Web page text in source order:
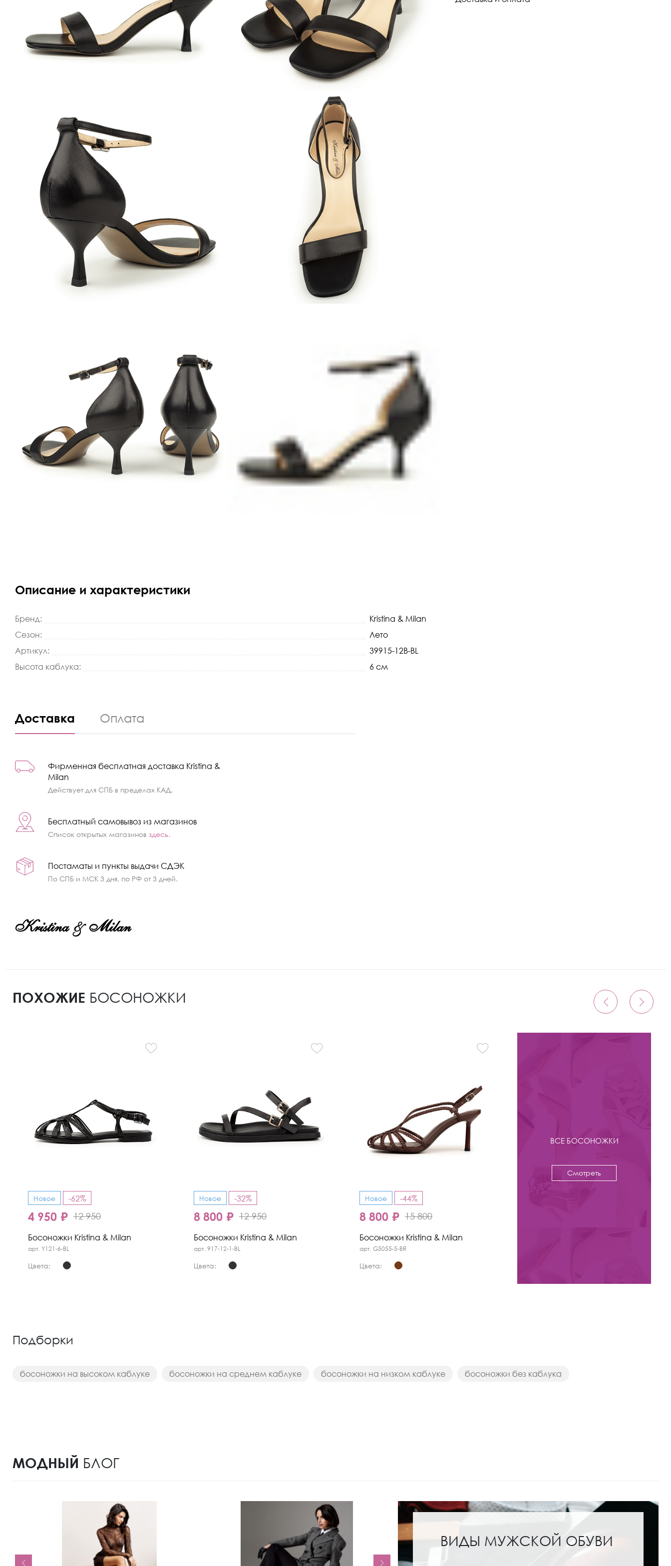
Полуботинки
Ботильоны
Кроссовки
Мюли
Полусапоги
Описание и характеристики
Бренд:
Kristina & Milan
Сезон:
Лето
Артикул:
39915-12B-BL
Высота каблука:
6 см
Доставка Оплата
Фирменная бесплатная доставка Kristina &
Milan
Действует для СПБ в пределах КАД.
Бесплатный самовывоз из магазинов
Список открытых магазиновздесь.
Постаматы и пункты выдачи СДЭК
По СПБ и МСК 3 дня, по РФ от 3 дней.
ПОХОЖИЕ БОСОНОЖКИ
Новое -62%
4 950 ₽ 12 950
Босоножки Kristina & Milan
арт. Y121-6-BL
Цвета:
Новое -32%
8 800 ₽ 12 950
Босоножки Kristina & Milan
арт. 917-12-1-BL
Цвета:
Новое -44%
8 800 ₽ 15 800
Босоножки Kristina & Milan
арт. G5055-5-BR
Цвета:
ВСЕ БОСОНОЖКИ
Смотреть
Подборки
босоножки на высоком каблуке босоножки на среднем каблуке босоножки на низком каблуке босоножки без каблука
МОДНЫЙ БЛОГ
ВИДЫ МУЖСКОЙ ОБУВИ